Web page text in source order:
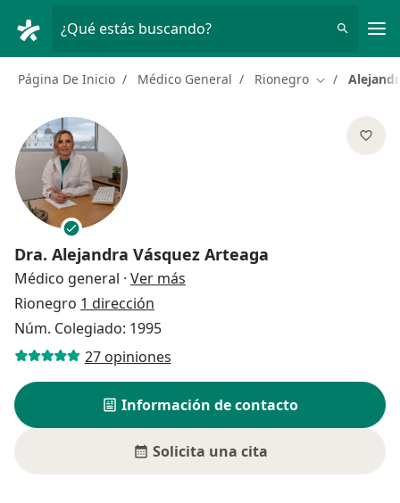
¿Qué estás buscando?
Página De Inicio Médico General Rionegro Cambiar de
Dra. Alejandra Vásquez Arteaga
Médico general · Ver más
Rionegro 1 dirección
Núm. Colegiado: 1995
27 opiniones
Información de contacto
Solicita una cita